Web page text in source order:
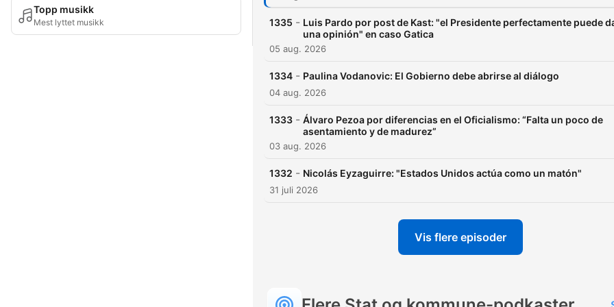
Topp musikk
Mest lyttet musikk 1335 - Luis Pardo por post de Kast: "el Presidente perfectamente puede
una opinión" en caso Gatica
05 aug. 2026
1334 - Paulina Vodanovic: El Gobierno debe abrirse al diálogo
04 aug. 2026
1333 - Álvaro Pezoa por diferencias en el Oficialismo: “Falta un poco de
asentamiento y de madurez”
03 aug. 2026
1332 - Nicolás Eyzaguirre: "Estados Unidos actúa como un matón"
31 juli 2026
Vis flere episoder